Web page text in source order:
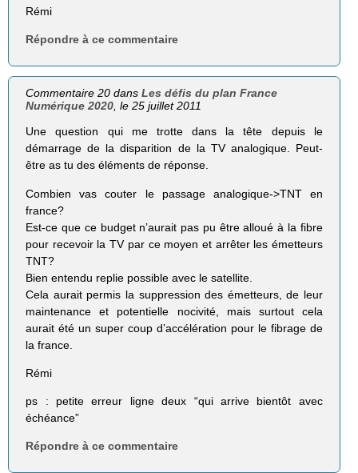
Rémi
Répondre à ce commentaire
Commentaire 20 dansLes défis du plan France
Numérique 2020, le 25 juillet 2011
Une question qui me trotte dans la tête depuis le
démarrage de la disparition de la TV analogique. Peut-
être as tu des éléments de réponse.
Combien vas couter le passage analogique->TNT en
france?
Est-ce que ce budget n’aurait pas pu être alloué à la fibre
pour recevoir la TV par ce moyen et arrêter les émetteurs
TNT?
Bien entendu replie possible avec le satellite.
Cela aurait permis la suppression des émetteurs, de leur
maintenance et potentielle nocivité, mais surtout cela
aurait été un super coup d’accélération pour le fibrage de
la france.
Rémi
ps : petite erreur ligne deux “qui arrive bientôt avec
échéance”
Répondre à ce commentaire